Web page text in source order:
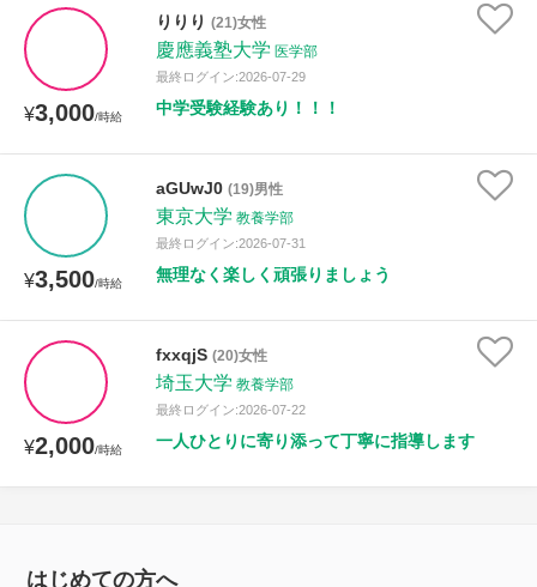
¥3,000/時給
りりり (21)女性
慶應義塾大学 医学部
最終ログイン:2026-07-29
中学受験経験あり！！！
¥3,500/時給
aGUwJ0 (19)男性
東京大学 教養学部
最終ログイン:2026-07-31
無理なく楽しく頑張りましょう
¥2,000/時給
fxxqjS (20)女性
埼玉大学 教養学部
最終ログイン:2026-07-22
一人ひとりに寄り添って丁寧に指導します
はじめての方へ